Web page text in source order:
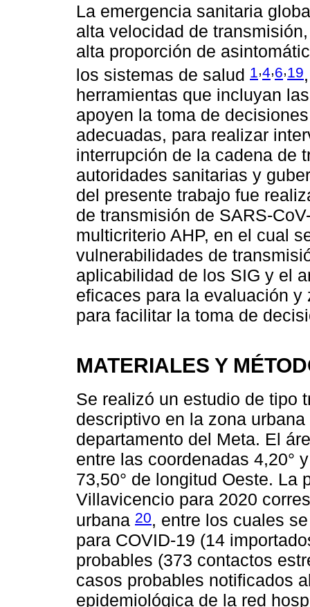
La emergencia sanitaria
alta velocidad de
alta proporción de
los sistemas de salud 1,4,6,19
herramientas que incluyan
apoyen la toma de
adecuadas, para realizar
interrupción de la cadena de
autoridades sanitarias y
del presente trabajo fue
de transmisión de SARS-
multicriterio AHP, en el cual
vulnerabilidades de
aplicabilidad de los SIG y el
eficaces para la evaluación
para facilitar la toma de
MATERIALES Y
Se realizó un estudio de tipo
descriptivo en la zona
departamento del Meta. El
entre las coordenadas 4,20°
73,50° de longitud Oeste. La
Villavicencio para 2020
urbana 20, entre los cuales
para COVID-19 (14
probables (373 contactos
casos probables notificados
epidemiológica de la red